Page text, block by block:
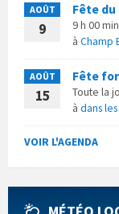
AOÛT
9
Fête du
9 h 00 min
à Champ
AOÛT
15
Fête
Toute la
à dans
VOIR L'AGENDA